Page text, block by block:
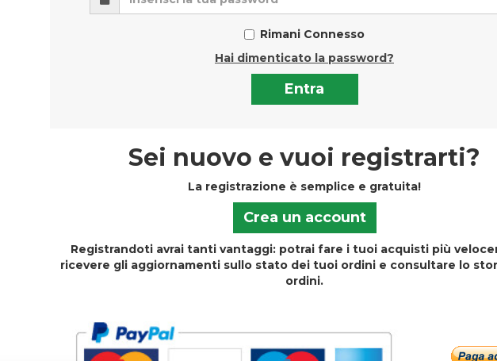
Rimani Connesso
Hai dimenticato la password?
Sei nuovo e vuoi registrarti?
La registrazione è semplice e gratuita!
Crea un account
Registrandoti avrai tanti vantaggi: potrai fare i tuoi acquisti più
ricevere gli aggiornamenti sullo stato dei tuoi ordini e consultare lo
ordini.